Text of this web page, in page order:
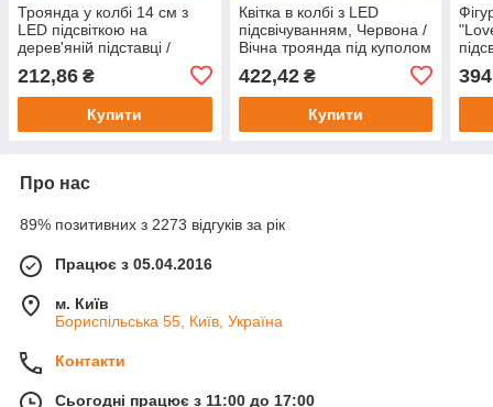
Троянда у колбі 14 см з
LED підсвіткою на
дерев'яній підставці /
Вічна троянда під склом /
Квітка в колбі декор
подарунок
212,86 ₴
Купити
Квітка в колбі з LED
підсвічуванням, Червона /
Вічна троянда під куполом
422,42₴
Купити
Про нас
89% позитивних з 2273 відгуків за рік
Працює з 05.04.2016
м. Київ
Бориспільська 55, Київ, Україна
Контакти
Сьогодні працює з 11:00 до 17:00